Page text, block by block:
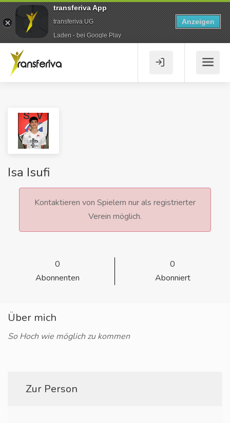
Isa Isufi
Kontaktieren von Spielern nur als registrierter
Verein möglich.
0
Abonnenten
0
Abonniert
Über mich
So Hoch wie möglich zu kommen
Zur Person
transferiva App
transferiva UG
Laden - bei Google Play
Anzeigen